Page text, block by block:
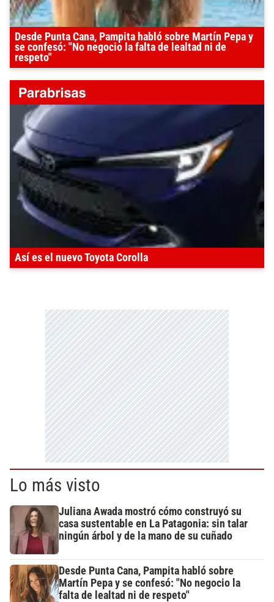
Desde Punta Cana, Pampita habló sobre Martín Pepa y
se confesó: "No negocio la falta de lealtad ni de
respeto"
Así es el nuevo Toyota Corolla
Lo más visto
Juliana Awada mostró cómo construyó su
casa sustentable en La Patagonia: sin talar
ningún árbol y de la mano de su cuñado
Desde Punta Cana, Pampita habló sobre
Martín Pepa y se confesó: "No negocio la
falta de lealtad ni de respeto"